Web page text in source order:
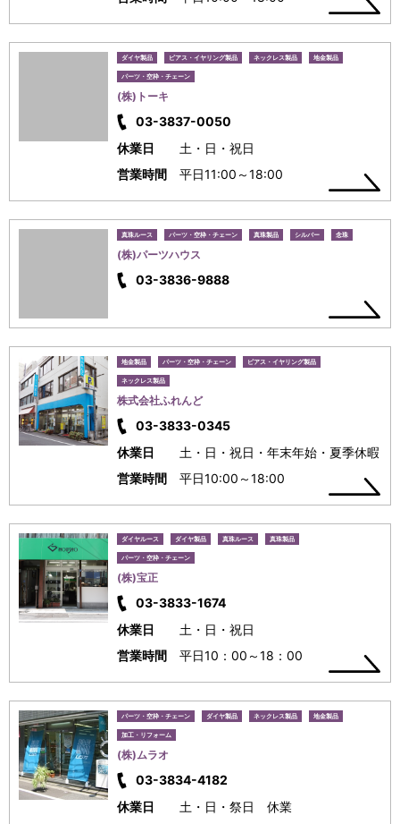
ダイヤ製品 ピアス・イヤリング製品 ネックレス製品 地金製品
パーツ・空枠・チェーン
(株)トーキ
03-3837-0050
休業日
土・日・祝日
営業時間
平日11:00～18:00
真珠ルース パーツ・空枠・チェーン 真珠製品 シルバー 念珠
(株)パーツハウス
03-3836-9888
地金製品 パーツ・空枠・チェーン ピアス・イヤリング製品
ネックレス製品
株式会社ふれんど
03-3833-0345
休業日
土・日・祝日・年末年始・夏季休暇
営業時間
平日10:00～18:00
ダイヤルース ダイヤ製品 真珠ルース 真珠製品
パーツ・空枠・チェーン
(株)宝正
03-3833-1674
休業日
土・日・祝日
営業時間
平日10：00～18：00
パーツ・空枠・チェーン ダイヤ製品 ネックレス製品 地金製品
加工・リフォーム
(株)ムラオ
03-3834-4182
休業日
土・日・祭日 休業